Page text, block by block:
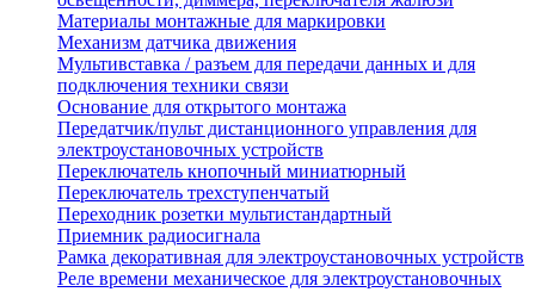
Материалы монтажные для маркировки
Механизм датчика движения
Мультивставка / разъем для передачи данных и для
подключения техники связи
Основание для открытого монтажа
Передатчик/пульт дистанционного управления для
электроустановочных устройств
Переключатель кнопочный миниатюрный
Переключатель трехступенчатый
Переходник розетки мультистандартный
Приемник радиосигнала
Рамка декоративная для электроустановочных устройств
Реле времени механическое для электроустановочных